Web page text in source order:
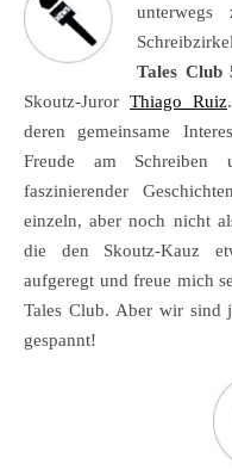
unterwegs
Tales Club
Skoutz-Juror Thiago Ruiz
deren gemeinsame
Freude am
faszinierender
einzeln, aber noch nicht
die den Skoutz-Kauz
aufgeregt und freue mich
Tales Club. Aber wir sind
gespannt!